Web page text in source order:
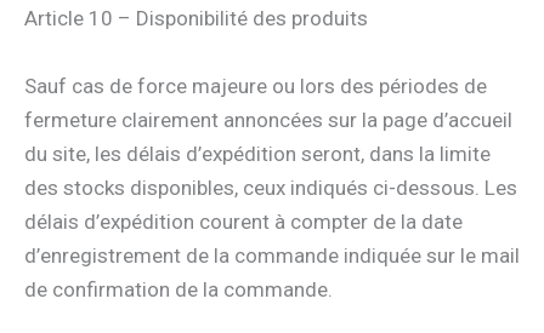
Article 10 – Disponibilité des produits
Sauf cas de force majeure ou lors des périodes de
fermeture clairement annoncées sur la page d’accueil
du site, les délais d’expédition seront, dans la limite
des stocks disponibles, ceux indiqués ci-dessous. Les
délais d’expédition courent à compter de la date
d’enregistrement de la commande indiquée sur le mail
de confirmation de la commande.